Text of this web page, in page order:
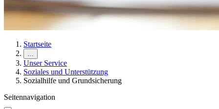
Startseite
…
Unser Service
Soziales und Unterstützung
Sozialhilfe und Grundsicherung
Seitennavigation